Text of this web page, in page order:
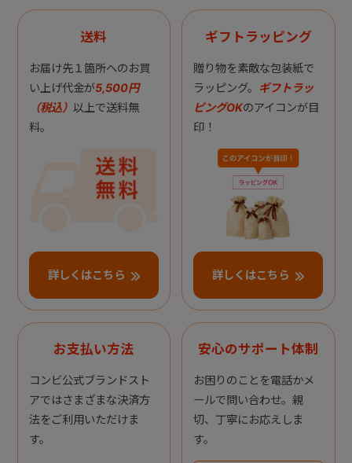
送料
お届け先１箇所へのお買
い上げ代金が5,500円
（税込） 以上で送料無
料。
詳しくはこちら
ギフトラッピング
贈り物を素敵な包装紙で
ラッピング。 ギフトラッ
ピングOKのアイコンが目
印！
詳しくはこちら
お支払い方法
コンビ公式ブランドスト
アではさまざまな決済方
法をご利用いただけま
す。
安心のサポート体制
お困りのことを電話かメ
ールで問い合わせ。親
切、丁寧にお応えしま
す。